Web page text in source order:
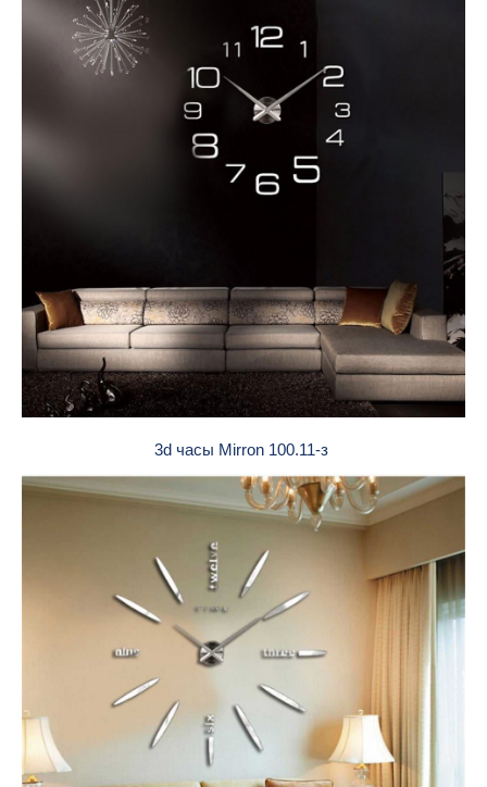
3d часы Mirron 100.11-з